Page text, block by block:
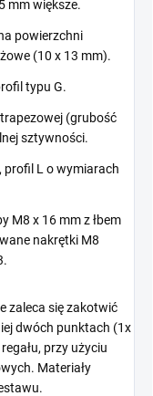
mm większe.
powierzchni
(10 x 13 mm).
typu G.
(grubość
sztywności.
, profil L o wymiarach
M8 x 16 mm z łbem
nakrętki M8
zaleca się zakotwić
dwóch punktach (1x
przy użyciu
Materiały